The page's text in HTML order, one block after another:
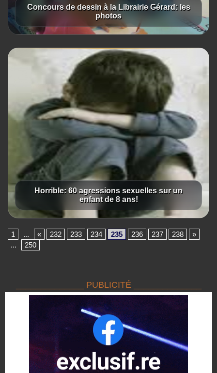
Concours de dessin à la Librairie Gérard: les
photos
Horrible: 60 agressions sexuelles sur un
enfant de 8 ans!
1 ... « 232 233 234 235 236 237 238
»
...
250
______________ PUBLICITÉ ______________